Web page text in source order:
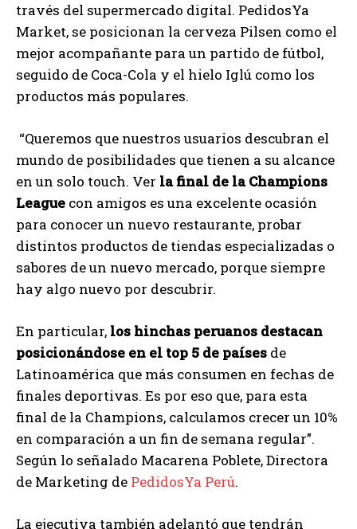
través del supermercado digital. PedidosYa
Market, se posicionan la cerveza Pilsen como el
mejor acompañante para un partido de fútbol,
seguido de Coca-Cola y el hielo Iglú como los
productos más populares.
“Queremos que nuestros usuarios descubran el
mundo de posibilidades que tienen a su alcance
en un solo touch. Ver la final de la Champions
League con amigos es una excelente ocasión
para conocer un nuevo restaurante, probar
distintos productos de tiendas especializadas o
sabores de un nuevo mercado, porque siempre
hay algo nuevo por descubrir.
En particular, los hinchas peruanos destacan
posicionándose en el top 5 de países de
Latinoamérica que más consumen en fechas de
finales deportivas. Es por eso que, para esta
final de la Champions, calculamos crecer un 10%
en comparación a un fin de semana regular”.
Según lo señalado Macarena Poblete, Directora
de Marketing de PedidosYa Perú.
La ejecutiva también adelantó que tendrán